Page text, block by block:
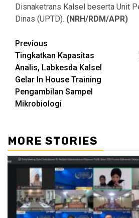
Disnaketrans Kalsel beserta Unit
Dinas (UPTD). (NRH/RDM/APR)
Continue
Reading
Previous
Tingkatkan Kapasitas
Analis, Labkesda Kalsel
Gelar In House Training
Pengambilan Sampel
Mikrobiologi
MORE STORIES